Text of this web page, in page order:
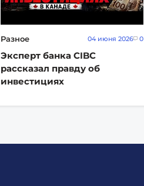
Разное 04 июня 2026 0
Эксперт банка CIBC
рассказал правду об
инвестициях